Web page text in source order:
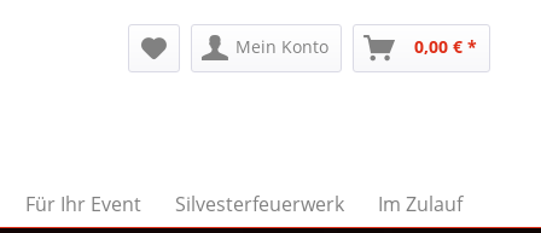
Mein Konto 0,00 € *
Für Ihr Event Silvesterfeuerwerk Im Zulauf